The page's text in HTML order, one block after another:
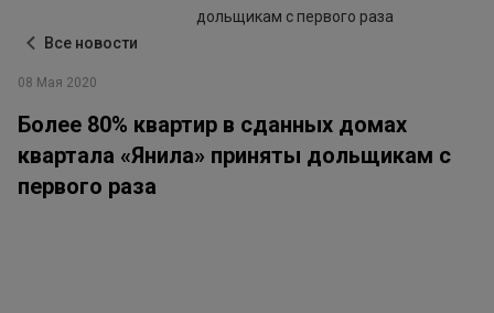
дольщикам с первого раза
Все новости
08 Мая 2020
Более 80% квартир в сданных домах
квартала «Янила» приняты дольщикам с
первого раза